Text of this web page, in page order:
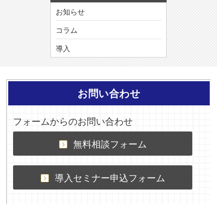
お知らせ
コラム
導入
お問い合わせ
フォームからのお問い合わせ
無料相談フォーム
導入セミナー申込フォーム